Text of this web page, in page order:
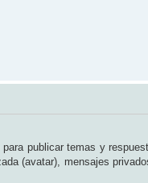
publicar temas y
(avatar), mensajes